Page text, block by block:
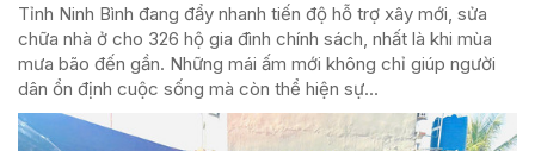
Tỉnh Ninh Bình đang đẩy nhanh tiến độ hỗ trợ xây mới, sửa
chữa nhà ở cho 326 hộ gia đình chính sách, nhất là khi mùa
mưa bão đến gần. Những mái ấm mới không chỉ giúp người
dân ổn định cuộc sống mà còn thể hiện sự...